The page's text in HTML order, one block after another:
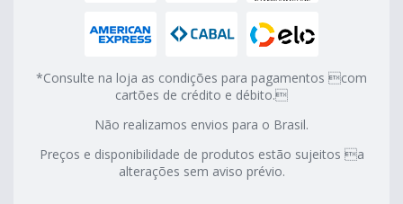
*Consulte na loja as condições para pagamentos com
cartões de crédito e débito.
Não realizamos envios para o Brasil.
Preços e disponibilidade de produtos estão sujeitos a
alterações sem aviso prévio.